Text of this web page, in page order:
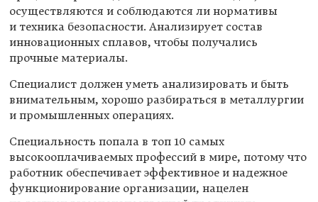
осуществляются и соблюдаются ли нормативы
и техника безопасности. Анализирует состав
инновационных сплавов, чтобы получались
прочные материалы.
Специалист должен уметь анализировать и быть
внимательным, хорошо разбираться в металлургии
и промышленных операциях.
Специальность попала в топ 10 самых
высокооплачиваемых профессий в мире, потому что
работник обеспечивает эффективное и надежное
функционирование организации, нацелен